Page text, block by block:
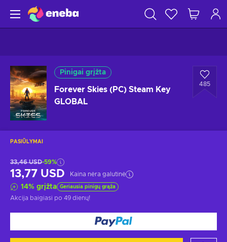
Pinigai grįžta
Forever Skies (PC) Steam Key
GLOBAL
485
PASIŪLYMAI
33,46 USD-59%
13,77 USD Kaina nėra galutinė
14% grįžta Geriausia pinigų grąža
Akcija baigiasi po 49 dienų!